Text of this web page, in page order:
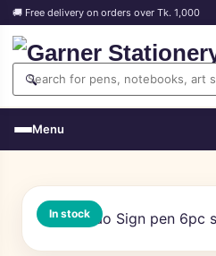
🚚 Free delivery on orders over Tk. 1,000
🔍
Menu
In stock